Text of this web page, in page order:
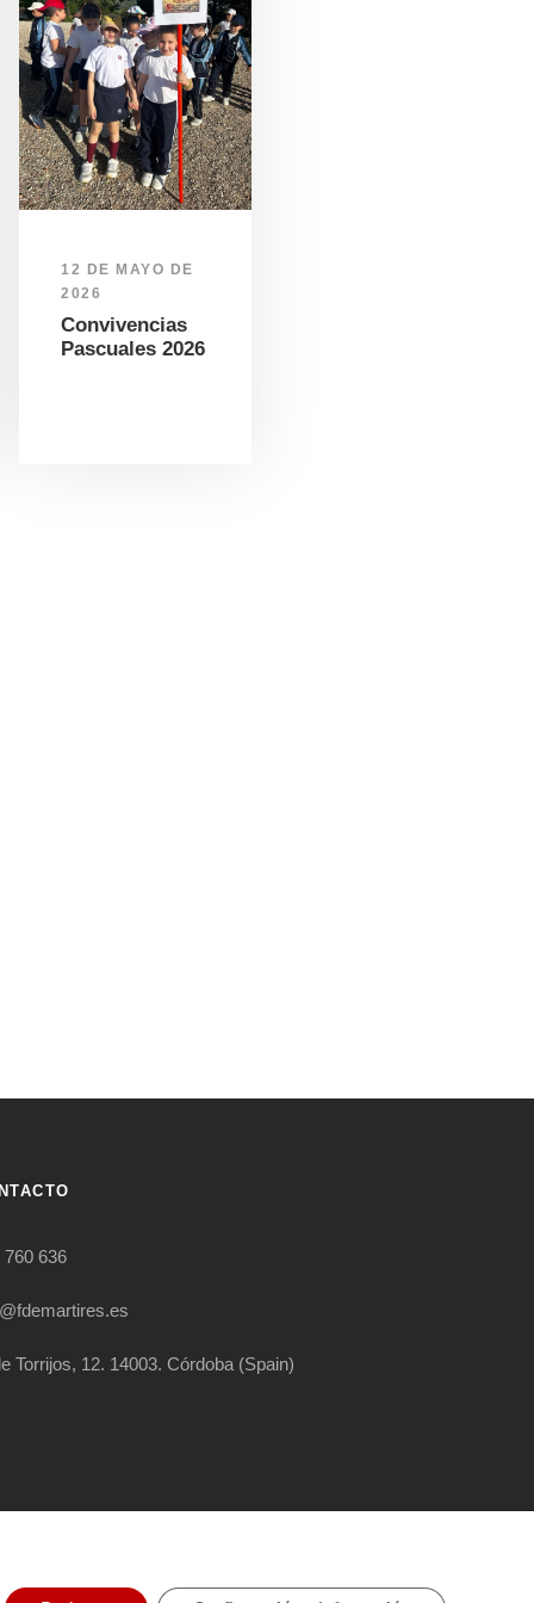
12 DE MAYO DE
2026
Convivencias
Pascuales 2026
760 636
Torrijos, 12. 14003. Córdoba (Spain)
RESERVED